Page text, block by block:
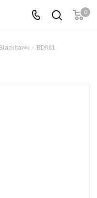
0
Blackhawk - BDR81